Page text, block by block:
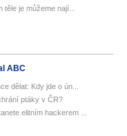
je můžeme nají...
ABC
dělat: Kdy jde o ún...
ptáky v ČR?
elitním hackerem ...